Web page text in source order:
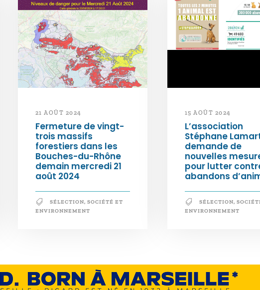
21 AOÛT 2024
Fermeture de vingt-
trois massifs
forestiers dans les
Bouches-du-Rhône
demain mercredi 21
août 2024
SÉLECTION, SOCIÉTÉ ET
ENVIRONNEMENT
15 AOÛT 2024
L’association
Stéphane
demande de
nouvelles
pour lutter
abandons
SÉLECTION,
ENVIRONNEMENT